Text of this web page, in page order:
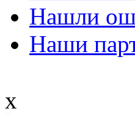
Нашли
Наши
x